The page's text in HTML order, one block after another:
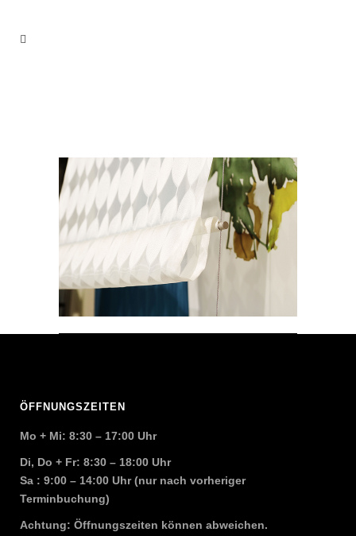
ÖFFNUNGSZEITEN
Mo + Mi: 8:30 – 17:00 Uhr
Di, Do + Fr: 8:30 – 18:00 Uhr
Sa : 9:00 – 14:00 Uhr (nur nach vorheriger
Terminbuchung)
Achtung: Öffnungszeiten können abweichen.